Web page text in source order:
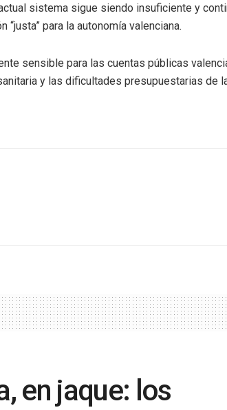
sistema sigue siendo insuficiente y
para la autonomía valenciana.
sensible para las cuentas públicas
y las dificultades presupuestarias de
en jaque: los